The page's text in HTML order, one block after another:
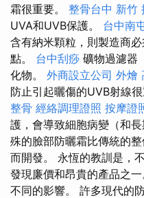
霜很重要。 整骨台中 新竹
UVA和UVB保護。 台中南
含有納米顆粒，則製造商
點。 台中刮痧 礦物過濾器
化物。 外商設立公司 外燴
防止引起曬傷的UVB射線很
整骨 經絡調理證照 按摩證
護，會導致細胞病變（和
殊的臉部防曬霜比傳統的
而開發。 永恆的教訓是，
發現廉價和昂貴的產品之
不同的影響。 許多現代的